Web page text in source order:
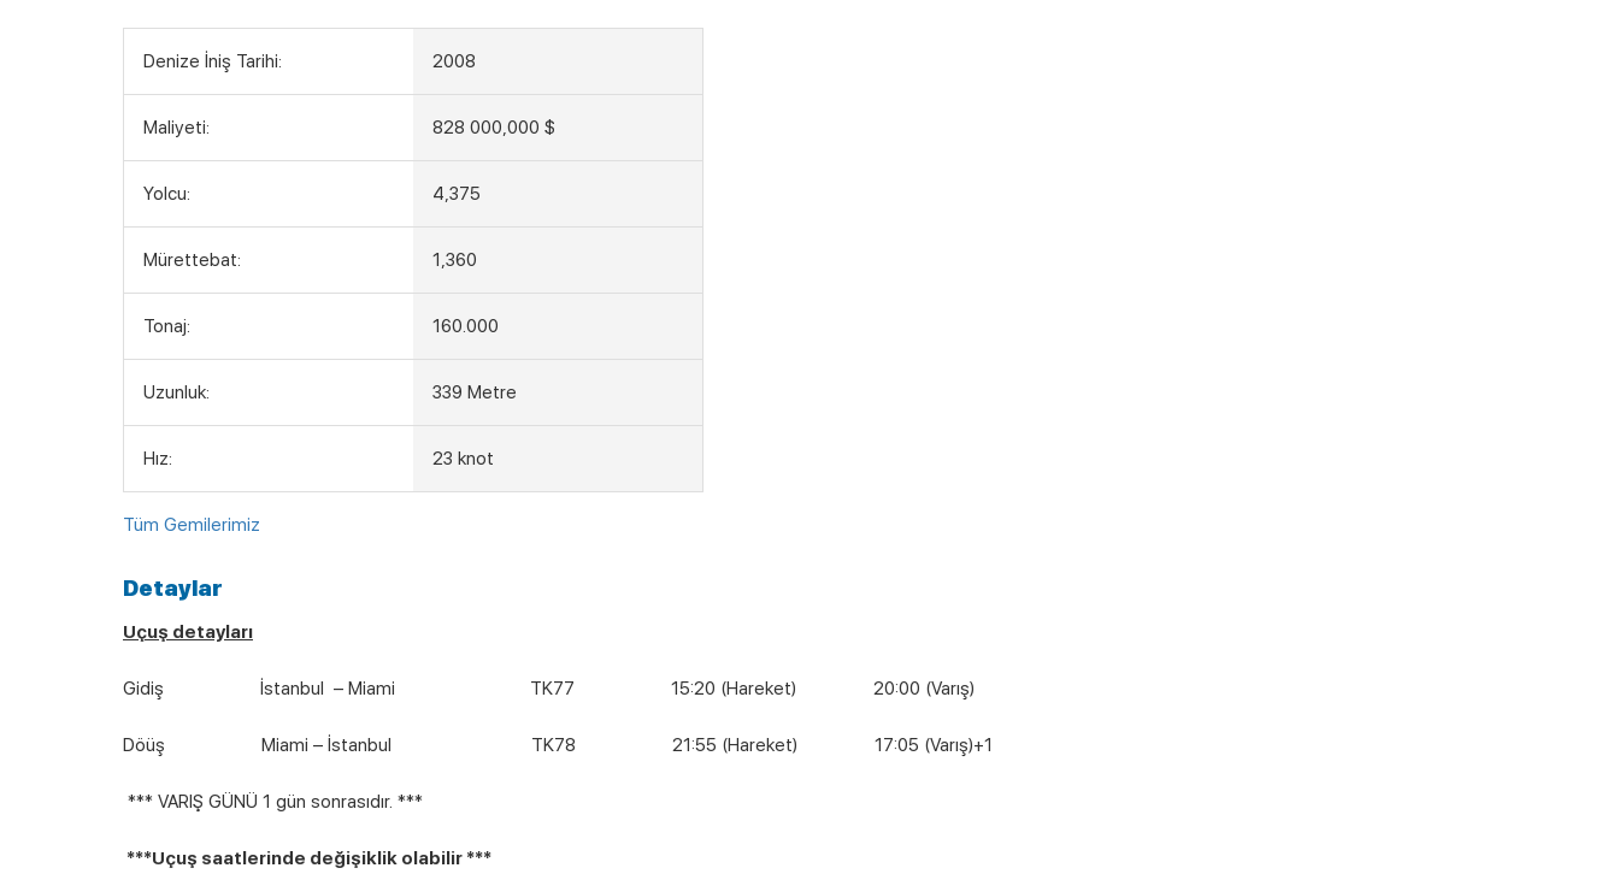
Denize İniş Tarihi: 2008
Maliyeti: 828 000,000 $
Yolcu: 4,375
Mürettebat: 1,360
Tonaj: 160.000
Uzunluk: 339 Metre
Hız: 23 knot
Tüm Gemilerimiz
Detaylar
Uçuş detayları
Gidiş İstanbul – Miami TK77 15:20 (Hareket) 20:00 (Varış)
Döüş Miami – İstanbul TK78 21:55 (Hareket) 17:05 (Varış)+1
*** VARIŞ GÜNÜ 1 gün sonrasıdır. ***
***Uçuş saatlerinde değişiklik olabilir ***